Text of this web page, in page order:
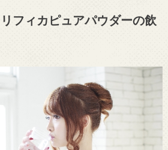
フィカピュアパウダーの飲